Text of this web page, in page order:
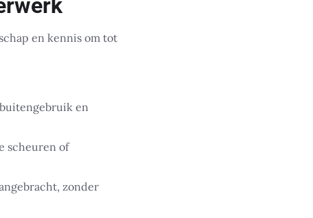
en kennis om tot
en
scheuren of
zonder